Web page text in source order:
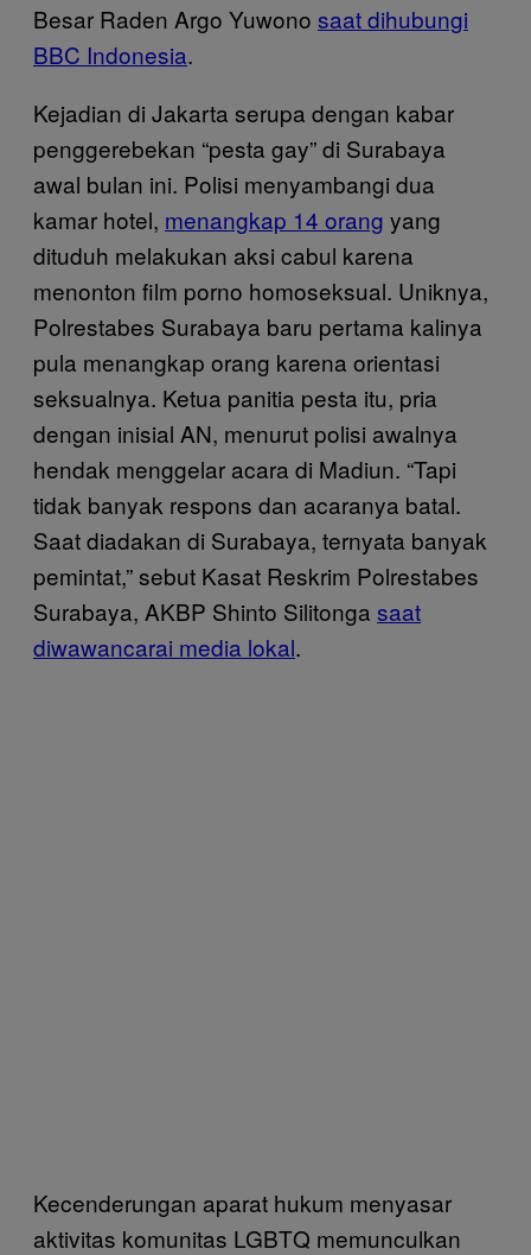
Besar Raden Argo Yuwono saat dihubungi
BBC Indonesia.
Kejadian di Jakarta serupa dengan kabar
penggerebekan “pesta gay” di Surabaya
awal bulan ini. Polisi menyambangi dua
kamar hotel, menangkap 14 orang yang
dituduh melakukan aksi cabul karena
menonton film porno homoseksual. Uniknya,
Polrestabes Surabaya baru pertama kalinya
pula menangkap orang karena orientasi
seksualnya. Ketua panitia pesta itu, pria
dengan inisial AN, menurut polisi awalnya
hendak menggelar acara di Madiun. “Tapi
tidak banyak respons dan acaranya batal.
Saat diadakan di Surabaya, ternyata banyak
pemintat,” sebut Kasat Reskrim Polrestabes
Surabaya, AKBP Shinto Silitonga saat
diwawancarai media lokal.
Kecenderungan aparat hukum menyasar
aktivitas komunitas LGBTQ memunculkan